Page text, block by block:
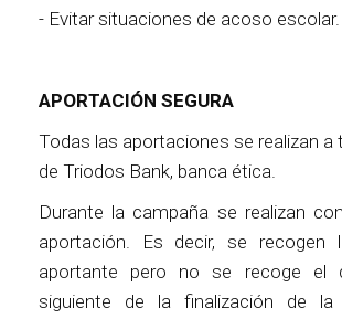
- Evitar situaciones de acoso escolar.
APORTACIÓN SEGURA
Todas las aportaciones se realizan a
de Triodos Bank, banca ética.
Durante la campaña se realizan
aportación. Es decir, se recogen
aportante pero no se recoge el
siguiente de la finalización de la